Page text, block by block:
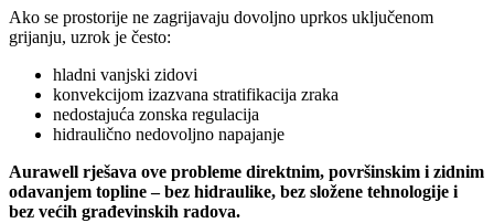
Ako se prostorije ne zagrijavaju dovoljno uprkos uključenom
grijanju, uzrok je često:
hladni vanjski zidovi
konvekcijom izazvana stratifikacija zraka
nedostajuća zonska regulacija
hidraulično nedovoljno napajanje
Aurawell rješava ove probleme direktnim, površinskim i zidnim
odavanjem topline – bez hidraulike, bez složene tehnologije i
bez većih građevinskih radova.